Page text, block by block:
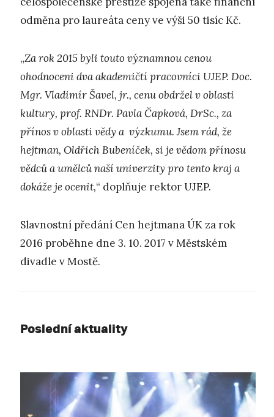
odměna pro laureáta ceny ve výši 50 tisíc Kč.
„Za rok 2015 byli touto významnou cenou
ohodnoceni dva akademičtí pracovníci UJEP. Doc.
Mgr. Vladimír Šavel, jr., cenu obdržel v oblasti
kultury, prof. RNDr. Pavla Čapková, DrSc., za
přínos v oblasti vědy a výzkumu. Jsem rád, že
hejtman, Oldřich Bubeníček, si je vědom přínosu
vědců a umělců naší univerzity pro tento kraj a
dokáže je ocenit,“ doplňuje rektor UJEP.
Slavnostní předání Cen hejtmana ÚK za rok
2016 proběhne dne 3. 10. 2017 v Městském
divadle v Mostě.
Poslední aktuality